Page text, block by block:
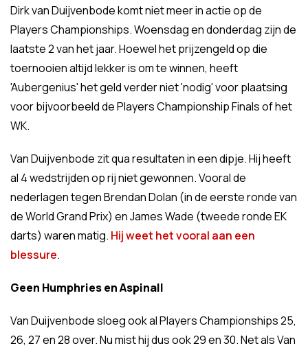
Dirk van Duijvenbode komt niet meer in actie op de
Players Championships. Woensdag en donderdag zijn de
laatste 2 van het jaar. Hoewel het prijzengeld op die
toernooien altijd lekker is om te winnen, heeft
'Aubergenius' het geld verder niet 'nodig' voor plaatsing
voor bijvoorbeeld de Players Championship Finals of het
WK.
Van Duijvenbode zit qua resultaten in een dipje. Hij heeft
al 4 wedstrijden op rij niet gewonnen. Vooral de
nederlagen tegen Brendan Dolan (in de eerste ronde van
de World Grand Prix) en James Wade (tweede ronde EK
darts) waren matig. Hij weet het vooral aan een
blessure.
Geen Humphries en Aspinall
Van Duijvenbode sloeg ook al Players Championships 25,
26, 27 en 28 over. Nu mist hij dus ook 29 en 30. Net als Van